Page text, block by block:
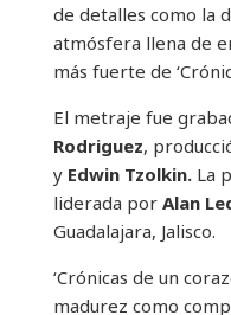
de detalles como la
atmósfera llena de
más fuerte de
El metraje fue
Rodriguez,
y Edwin Tzolkin.La
liderada por Alan
Guadalajara, Jalisco.
‘Crónicas de un
madurez como